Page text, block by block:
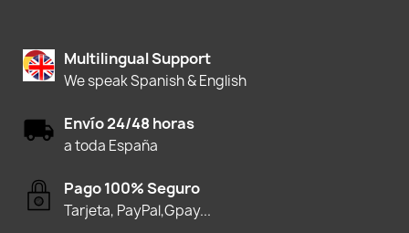
Multilingual Support
We speak Spanish & English
Envío 24/48 horas
a toda España
Pago 100% Seguro
Tarjeta, PayPal,Gpay...